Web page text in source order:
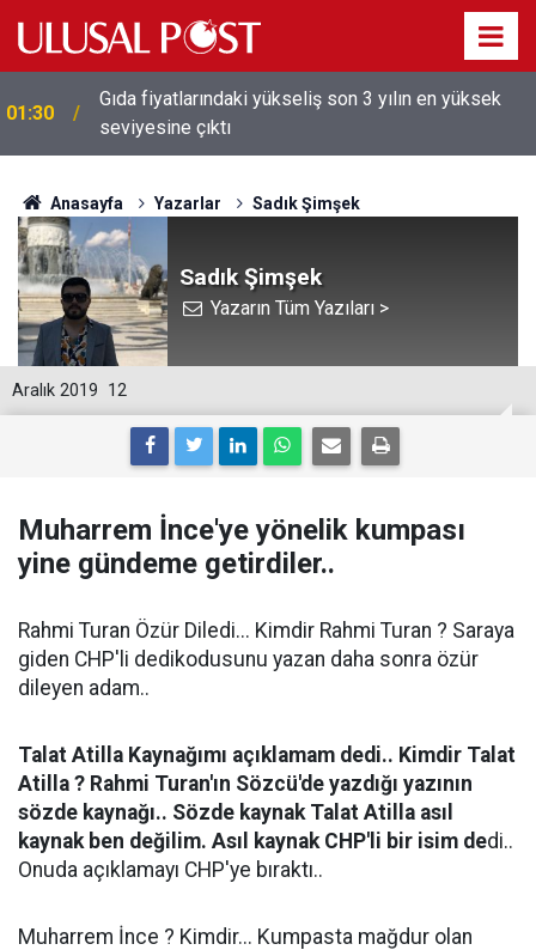
01:26
Galatasaray'dan sekiz kişi hakkında savcılığa suç
duyurusu
Anasayfa Yazarlar Sadık Şimşek
Sadık Şimşek
Yazarın Tüm Yazıları >
12
Aralık 2019
Muharrem İnce'ye yönelik kumpası
yine gündeme getirdiler..
Rahmi Turan Özür Diledi... Kimdir Rahmi Turan ? Saraya
giden CHP'li dedikodusunu yazan daha sonra özür
dileyen adam..
Talat Atilla Kaynağımı açıklamam dedi.. Kimdir Talat
Atilla ? Rahmi Turan'ın Sözcü'de yazdığı yazının
sözde kaynağı.. Sözde kaynak Talat Atilla asıl
kaynak ben değilim. Asıl kaynak CHP'li bir isim dedi..
Onuda açıklamayı CHP'ye bıraktı..
Muharrem İnce ? Kimdir... Kumpasta mağdur olan